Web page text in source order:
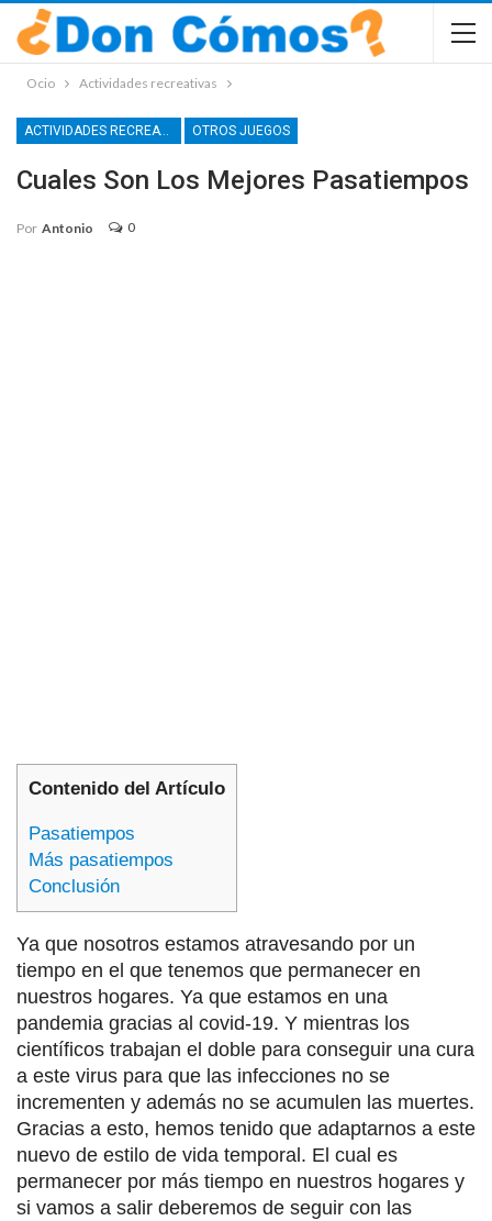
Ocio Actividades recreativas
ACTIVIDADES RECREATIVAS OTROS JUEGOS
Cuales Son Los Mejores Pasatiempos
Por Antonio 0
Contenido del Artículo
Pasatiempos
Más pasatiempos
Conclusión
Ya que nosotros estamos atravesando por un
tiempo en el que tenemos que permanecer en
nuestros hogares. Ya que estamos en una
pandemia gracias al covid-19. Y mientras los
científicos trabajan el doble para conseguir una cura
a este virus para que las infecciones no se
incrementen y además no se acumulen las muertes.
Gracias a esto, hemos tenido que adaptarnos a este
nuevo de estilo de vida temporal. El cual es
permanecer por más tiempo en nuestros hogares y
si vamos a salir deberemos de seguir con las